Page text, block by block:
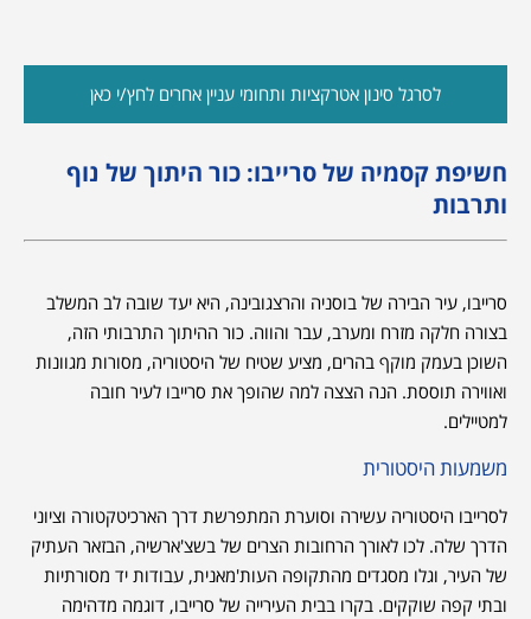
לסרגל סינון אטרקציות ותחומי עניין אחרים לחץ/י כאן
חשיפת קסמיה של סרייבו: כור היתוך של נוף
ותרבות
סרייבו, עיר הבירה של בוסניה והרצגובינה, היא יעד שובה לב המשלב
בצורה חלקה מזרח ומערב, עבר והווה. כור ההיתוך התרבותי הזה,
השוכן בעמק מוקף בהרים, מציע שטיח של היסטוריה, מסורות מגוונות
ואווירה תוססת. הנה הצצה למה שהופך את סרייבו לעיר חובה
למטיילים.
משמעות היסטורית
לסרייבו היסטוריה עשירה וסוערת המתפרשת דרך הארכיטקטורה וציוני
הדרך שלה. לכו לאורך הרחובות הצרים של בשצ'ארשיה, הבזאר העתיק
של העיר, וגלו מסגדים מהתקופה העות'מאנית, עבודות יד מסורתיות
ובתי קפה שוקקים. בקרו בבית העירייה של סרייבו, דוגמה מדהימה